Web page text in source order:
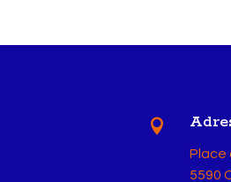

Place
5590